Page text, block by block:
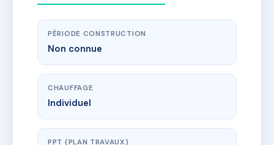
PÉRIODE CONSTRUCTION
Non connue
CHAUFFAGE
Individuel
PPT (PLAN TRAVAUX)